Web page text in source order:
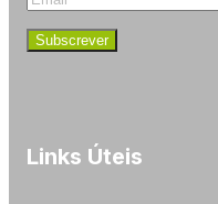
Links Úteis